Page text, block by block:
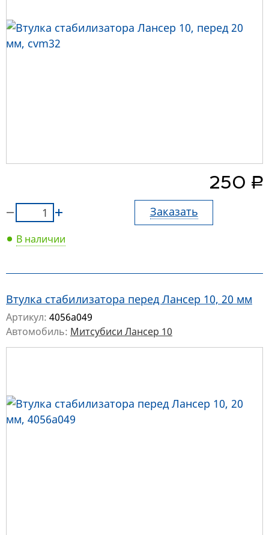
250 руб.
Заказать
В наличии
Втулка стабилизатора перед Лансер 10, 20 мм
Артикул: 4056a049
Автомобиль: Митсубиси Лансер 10